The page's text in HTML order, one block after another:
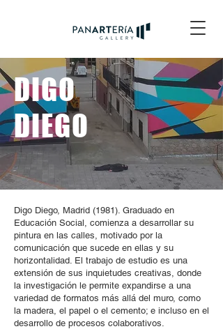
DIGO
DIEGO
Digo Diego, Madrid (1981). Graduado en
Educación Social, comienza a desarrollar su
pintura en las calles, motivado por la
comunicación que sucede en ellas y su
horizontalidad. El trabajo de estudio es una
extensión de sus inquietudes creativas, donde
la investigación le permite expandirse a una
variedad de formatos más allá del muro, como
la madera, el papel o el cemento; e incluso en el
desarrollo de procesos colaborativos.